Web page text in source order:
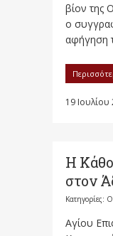
βίον της
ο
αφήγηση
19 Ιουλίου
Η
στον
Κατηγορίες:
Αγίου